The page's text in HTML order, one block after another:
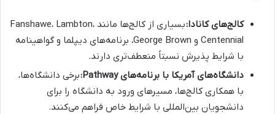
کالج‌های کانادا:
بسیاری از کالج‌ها مانند Fanshawe، Lambton،
Centennial و George Brown، برنامه‌های دیپلما و گواهینامه
با شرایط پذیرش نسبتاً منعطف‌تری دارند.
دانشگاه‌های آمریکا با برنامه‌های Pathway:
برخی دانشگاه‌ها،
با همکاری کالج‌ها، مسیرهای ورود به دانشگاه را برای
دانشجویان بین‌المللی با شرایط خاص فراهم می‌کنند.